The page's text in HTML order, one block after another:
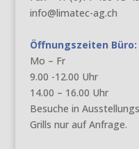
info@limatec-ag.ch
Öffnungszeiten Büro:
Mo – Fr
9.00 -12.00 Uhr
14.00 – 16.00 Uhr
Besuche in
Grills nur auf Anfrage.